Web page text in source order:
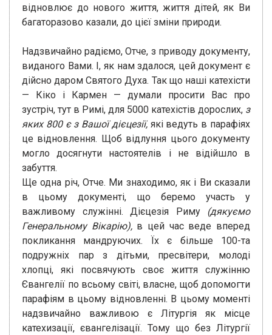
відновлює до нового життя, життя дітей, як Ви
багаторазово казали, до цієї зміни природи.
Надзвичайно радіємо, Отче, з приводу документу,
виданого Вами. І, як нам здалося, цей документ є
дійсно даром Святого Духа. Так що наші катехісти
— Кіко і Кармен — думали просити Вас про
зустріч, тут в Римі, для 5000 катехістів дорослих, з
яких 800 є з Вашої дієцезії,які ведуть в парафіях
це відновлення. Щоб відлуння цього документу
могло досягнути настоятелів і не відійшло в
забуття.
Ще одна річ, Отче. Ми знаходимо, як і Ви сказали
в цьому документі, що беремо участь у
важливому служінні. Дієцезія Риму (дякуємо
Генеральному Вікарію),в цей час веде вперед
покликання мандруючих. Їх є більше 100-та
подружніх пар з дітьми, пресвітери, молоді
хлопці, які посвячують своє життя служінню
Євангелії по всьому світі, власне, щоб допомогти
парафіям в цьому відновленні. В цьому моменті
надзвичайно важливою є Літургія як місце
катехизації, євангелізації. Тому що без Літургії